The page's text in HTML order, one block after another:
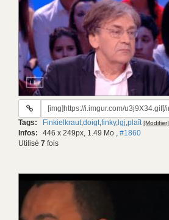
URL
gif:
Tags: Finkielkraut,doigt,finky, lgj,plaît [Modifier]
Infos: 446 x 249px, 1.49 Mo , #1860
Utilisé 7 fois